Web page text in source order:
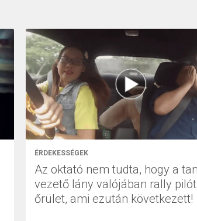
ÉRDEKESSÉGEK
Az oktató nem tudta, hogy a
vezető lány valójában rally
őrület, ami ezután következett!